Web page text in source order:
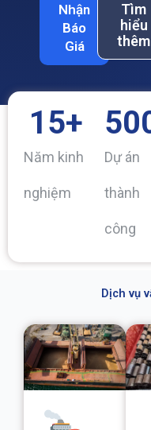
Nhận
Báo
Giá
Tìm
hiểu
thêm
Năm kinh
nghiệm
15+
Dự án
thành
công
Dịch vụ